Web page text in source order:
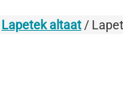
Lapetek altaat /